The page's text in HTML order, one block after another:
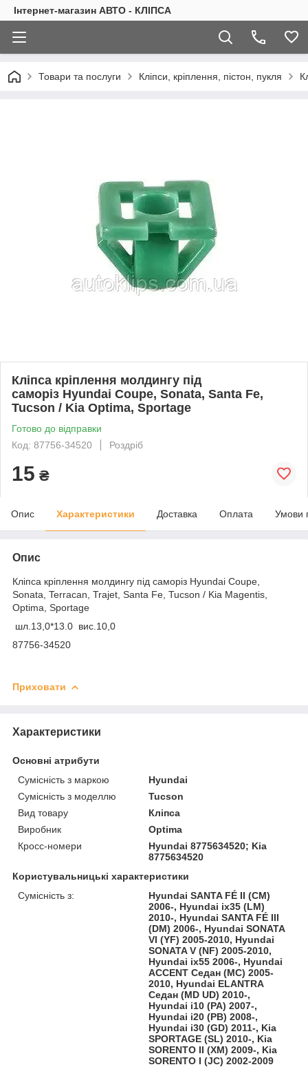
Інтернет-магазин АВТО - КЛІПСА
Товари та послуги Кліпси, кріплення, пістон, пукля
Кліпса кріплення молдингу під
саморіз Hyundai Coupe, Sonata, Santa Fe,
Tucson / Kia Optima, Sportage
Готово до відправки
Код: 87756-34520
Роздріб
15 ₴
Опис Характеристики Доставка Оплата Умови
Опис
Кліпса кріплення молдингу під саморіз Hyundai Coupe,
Sonata, Terracan, Trajet, Santa Fe, Tucson / Kia Magentis,
Optima, Sportage
шл.13,0*13.0 вис.10,0
87756-34520
Приховати
Характеристики
Основні атрибути
Сумісність з маркою
Hyundai
Сумісність з моделлю
Tucson
Вид товару
Кліпса
Виробник
Optima
Кросс-номери
Hyundai 8775634520; Kia
8775634520
Користувальницькі характеристики
Сумісність з:
Hyundai SANTA FÉ II (CM)
2006-, Hyundai ix35 (LM)
2010-, Hyundai SANTA FÉ III
(DM) 2006-, Hyundai SONATA
VI (YF) 2005-2010, Hyundai
SONATA V (NF) 2005-2010,
Hyundai ix55 2006-, Hyundai
ACCENT Седан (MC) 2005-
2010, Hyundai ELANTRA
Седан (MD UD) 2010-,
Hyundai i10 (PA) 2007-,
Hyundai i20 (PB) 2008-,
Hyundai i30 (GD) 2011-, Kia
SPORTAGE (SL) 2010-, Kia
SORENTO II (XM) 2009-, Kia
SORENTO I (JC) 2002-2009